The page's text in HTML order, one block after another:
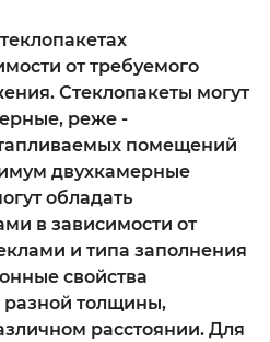
от требуемого
Стеклопакеты могут
реже -
помещений
двухкамерные
обладать
в зависимости от
и типа заполнения
свойства
разной толщины,
расстоянии. Для